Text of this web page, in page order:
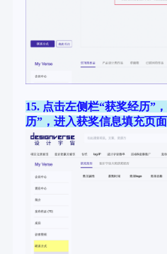
15. 点击左侧栏“获奖经历”
历”，进入获奖信息填充页面